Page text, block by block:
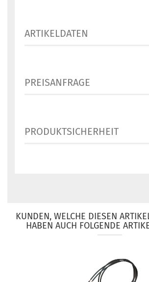
ARTIKELDATEN
PREISANFRAGE
PRODUKTSICHERHEIT
KUNDEN, WELCHE DIESEN
HABEN AUCH FOLGENDE